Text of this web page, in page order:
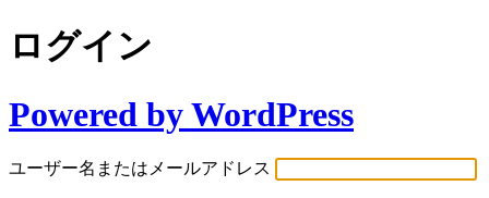
ログイン
Powered by WordPress
ユーザー名またはメールアドレス